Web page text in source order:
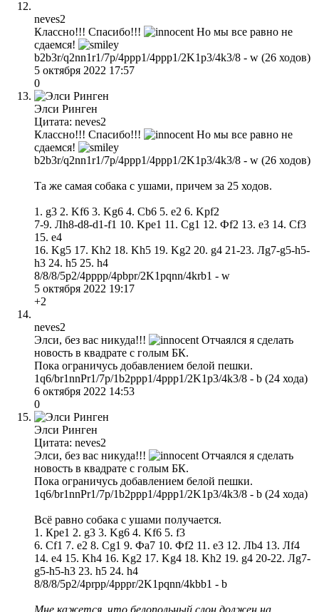
neves2
Классно!!! Спасибо!!!
Но мы все равно не
сдаемся!
b2b3r/q2nn1r1/7p/4ppp1/4ppp1/2K1p3/4k3/8 - w (26 ходов)
5 октября 2022 17:57
0
Элси Ринген
Цитата: neves2
Классно!!! Спасибо!!!
Но мы все равно не
сдаемся!
b2b3r/q2nn1r1/7p/4ppp1/4ppp1/2K1p3/4k3/8 - w (26 ходов)
Та же самая собака с ушами, причем за 25 ходов.
1. g3 2. Kf6 3. Kg6 4. Cb6 5. e2 6. Kpf2
7-9. Лh8-d8-d1-f1 10. Kpe1 11. Cg1 12. Фf2 13. e3 14. Cf3
15. e4
16. Kg5 17. Kh2 18. Kh5 19. Kg2 20. g4 21-23. Лg7-g5-h5-
h3 24. h5 25. h4
8/8/8/5p2/4pppp/4pbpr/2K1pqnn/4krb1 - w
5 октября 2022 19:17
+2
neves2
Элси, без вас никуда!!!
Отчаялся я сделать
новость в квадрате с голым БК.
Пока ограничусь добавлением белой пешки.
1q6/br1nnPr1/7p/1b2ppp1/4ppp1/2K1p3/4k3/8 - b (24 хода)
6 октября 2022 14:53
0
Элси Ринген
Цитата: neves2
Элси, без вас никуда!!!
Отчаялся я сделать
новость в квадрате с голым БК.
Пока ограничусь добавлением белой пешки.
1q6/br1nnPr1/7p/1b2ppp1/4ppp1/2K1p3/4k3/8 - b (24 хода)
Всё равно собака с ушами получается.
1. Кре1 2. g3 3. Kg6 4. Kf6 5. f3
6. Сf1 7. e2 8. Cg1 9. Фа7 10. Фf2 11. e3 12. Лb4 13. Лf4
14. e4 15. Kh4 16. Kg2 17. Kg4 18. Kh2 19. g4 20-22. Лg7-
g5-h5-h3 23. h5 24. h4
8/8/8/5p2/4prpp/4pppr/2K1pqnn/4kbb1 - b
Мне кажется, что белопольный слон должен на